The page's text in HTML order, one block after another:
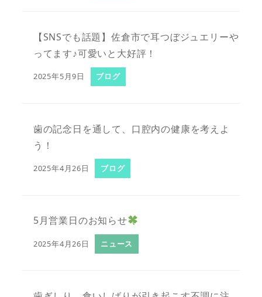
【SNSでも話題】佐倉市で耳つぼジュエリーや
ってます♪可愛いと大好評！
2025年5月9日 ブログ
歯の記念日を通して、口腔内の健康を考えよ
う！
2025年4月26日 ブログ
5月営業日のお知らせ
2025年4月26日 ニュース